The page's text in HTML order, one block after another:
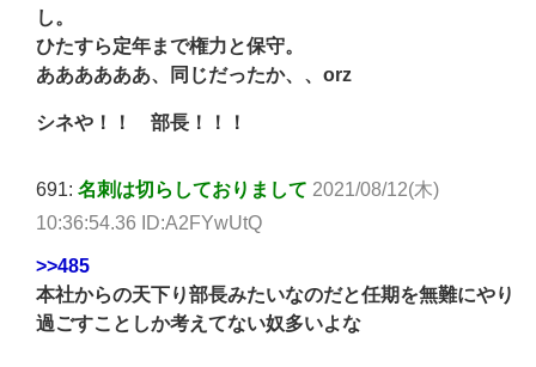
し。
ひたすら定年まで権力と保守。
ああああああ、同じだったか、、orz
シネや！！ 部長！！！
691: 名刺は切らしておりまして 2021/08/12(木)
10:36:54.36 ID:A2FYwUtQ
>>485
本社からの天下り部長みたいなのだと任期を無難にやり
過ごすことしか考えてない奴多いよな